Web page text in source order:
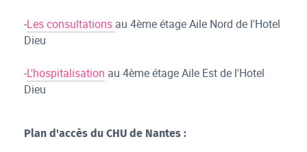
-Les consultations au 4ème étage Aile Nord de l'Hotel
Dieu
-L'hospitalisation au 4ème étage Aile Est de l'Hotel
Dieu
Plan d'accès du CHU de Nantes :